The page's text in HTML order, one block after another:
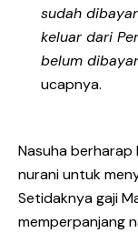
sudah
keluar dari
belum
ucapnya.
Nasuha berharap
nurani untuk
Setidaknya gaji
memperpanjang